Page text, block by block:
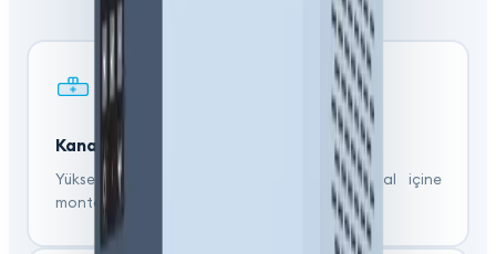
Kanal İçi
Yüksek basınçlı atomizasyon başlıkları kanal içine
monte edilir.